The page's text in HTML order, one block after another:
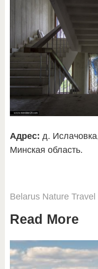
Адрес: д.
Минская область.
Belarus Nature Travel
Read More